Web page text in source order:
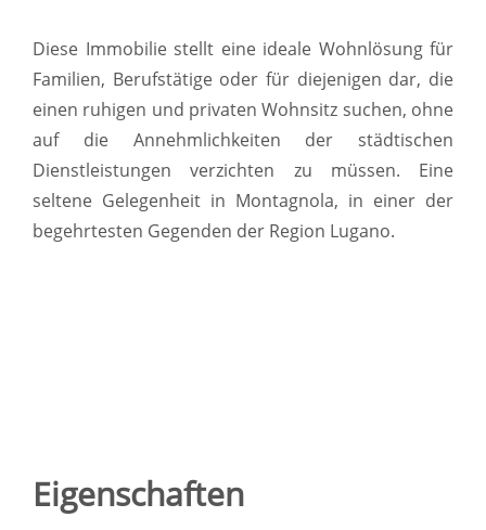
Diese Immobilie stellt eine ideale Wohnlösung für
Familien, Berufstätige oder für diejenigen dar, die
einen ruhigen und privaten Wohnsitz suchen, ohne
auf die Annehmlichkeiten der städtischen
Dienstleistungen verzichten zu müssen. Eine
seltene Gelegenheit in Montagnola, in einer der
begehrtesten Gegenden der Region Lugano.
Eigenschaften